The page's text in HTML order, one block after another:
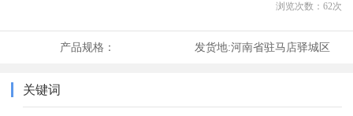
浏览次数： 62次
产品规格： 发货地:河南省驻马店驿城区
关键词